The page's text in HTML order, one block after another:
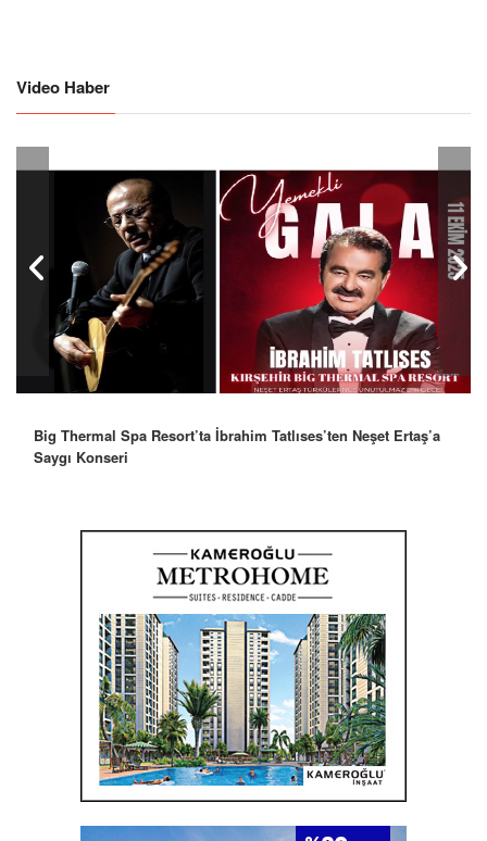
Video Haber
Big Thermal Spa Resort’ta İbrahim Tatlıses’ten Neşet Ertaş’a
Saygı Konseri